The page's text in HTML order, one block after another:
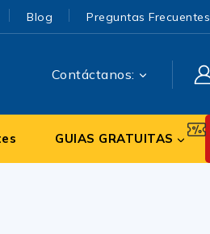
Blog Preguntas Frecuentes
Contáctanos:
GUIAS GRATUITAS